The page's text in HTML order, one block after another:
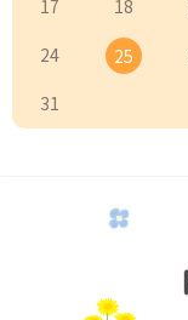
17
18
24
25
31